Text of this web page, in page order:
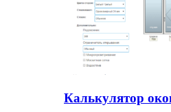
Калькулятор